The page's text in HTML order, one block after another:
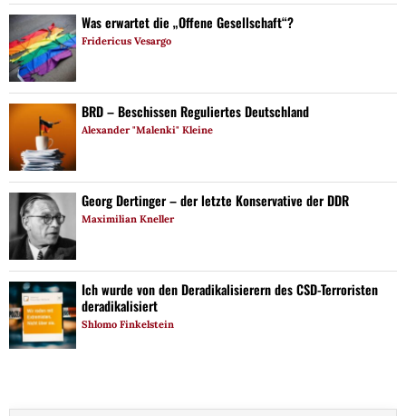
Was erwartet die „Offene Gesellschaft“?
Fridericus Vesargo
BRD – Beschissen Reguliertes Deutschland
Alexander "Malenki" Kleine
Georg Dertinger – der letzte Konservative der DDR
Maximilian Kneller
Ich wurde von den Deradikalisierern des CSD-Terroristen
deradikalisiert
Shlomo Finkelstein